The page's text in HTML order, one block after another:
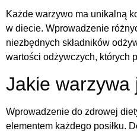
Każde warzywo ma unikalną
w diecie. Wprowadzenie
niezbędnych składników
wartości odżywczych, których
Jakie warzywa
Wprowadzenie do zdrowej
elementem każdego posiłku.